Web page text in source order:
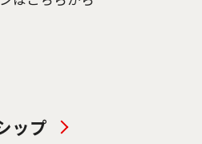
ップ